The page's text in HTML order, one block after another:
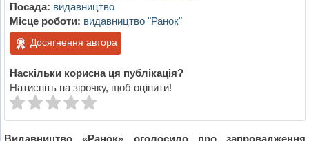
Посада: видавництво
Місце роботи: видавництво "Ранок"
Досягнення автора
Наскільки корисна ця публікація?
Натисніть на зірочку, щоб оцінити!
Видавництво «Ранок» оголосило про запровадження